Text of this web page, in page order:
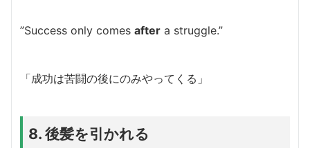
”Success only comes after a struggle.”
「成功は苦闘の後にのみやってくる」
8. 後髪を引かれる